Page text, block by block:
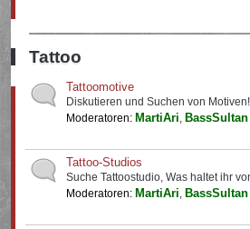
Tattoo
Tattoomotive
Diskutieren und Suchen von Motiven!
Moderatoren: MartiAri, BassSultan
Tattoo-Studios
Suche Tattoostudio, Was haltet ihr
Moderatoren: MartiAri, BassSultan